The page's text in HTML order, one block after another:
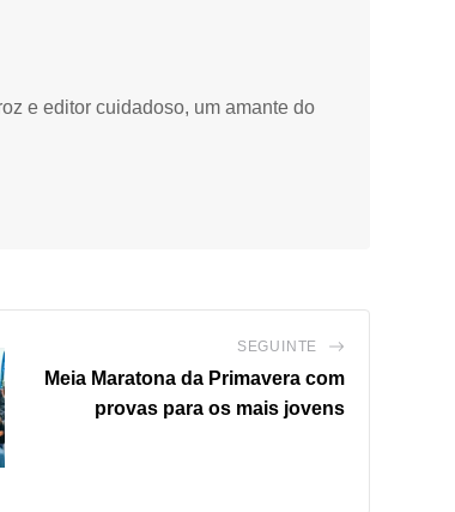
e editor cuidadoso, um amante do
SEGUINTE
Meia Maratona da Primavera com
provas para os mais jovens